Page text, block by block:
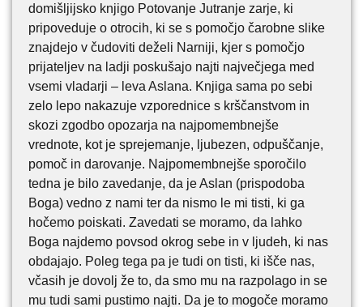
domišljijsko knjigo Potovanje Jutranje zarje, ki
pripoveduje o otrocih, ki se s pomočjo čarobne slike
znajdejo v čudoviti deželi Narniji, kjer s pomočjo
prijateljev na ladji poskušajo najti največjega med
vsemi vladarji – leva Aslana. Knjiga sama po sebi
zelo lepo nakazuje vzporednice s krščanstvom in
skozi zgodbo opozarja na najpomembnejše
vrednote, kot je sprejemanje, ljubezen, odpuščanje,
pomoč in darovanje. Najpomembnejše sporočilo
tedna je bilo zavedanje, da je Aslan (prispodoba
Boga) vedno z nami ter da nismo le mi tisti, ki ga
hočemo poiskati. Zavedati se moramo, da lahko
Boga najdemo povsod okrog sebe in v ljudeh, ki nas
obdajajo. Poleg tega pa je tudi on tisti, ki išče nas,
včasih je dovolj že to, da smo mu na razpolago in se
mu tudi sami pustimo najti. Da je to mogoče moramo